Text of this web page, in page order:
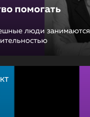
помогать
люди занимаются